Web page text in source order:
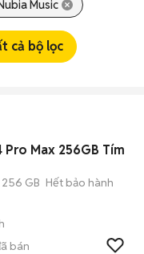
Music
cả bộ lọc
Max 256GB Tím
256 GB Hết bảo hành
bán